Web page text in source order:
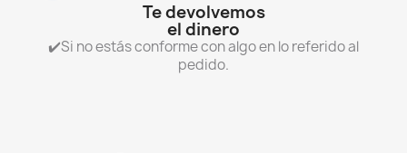
Te devolvemos
el dinero
✔️Si no estás conforme con algo en lo referido al
pedido.